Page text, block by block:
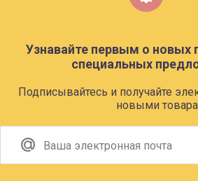
Узнавайте первым о новых
специальных
Подписывайтесь и получайте
новыми товара